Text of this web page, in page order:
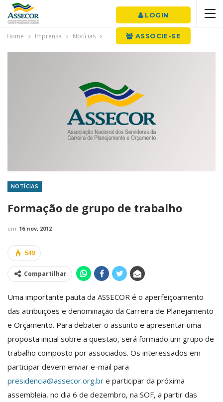
LOGIN
ASSOCIE-SE
Home Imprensa Notícias
NOTÍCIAS
Formação de grupo de trabalho
em 16 nov, 2012
549
Compartilhar
Uma importante pauta da ASSECOR é o aperfeiçoamento
das atribuições e denominação da Carreira de Planejamento
e Orçamento. Para debater o assunto e apresentar uma
proposta inicial sobre a questão, será formado um grupo de
trabalho composto por associados. Os interessados em
participar devem enviar e-mail para
presidencia@assecor.org.br e participar da próxima
assembleia, no dia 6 de dezembro, na SOF, a partir das